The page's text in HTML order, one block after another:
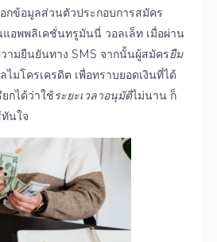
กข้อมูลส่วนตัวประกอบการสมัคร
อพพลิเคชั่นทรูมันนี่ วอลเล็ท เมื่อผ่าน
ามยืนยันทาง SMS จากนั้นผู้สมัครยืม
ไมโครเครดิต เพื่อทราบยอดเงินที่ได้
ยกได้ว่าใช้ระยะเวลาอนุมัติไม่นาน ก็
นใจ